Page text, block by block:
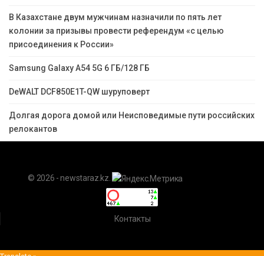
В Казахстане двум мужчинам назначили по пять лет
колонии за призывы провести референдум «с целью
присоединения к России»
Samsung Galaxy A54 5G 6 ГБ/128 ГБ
DeWALT DCF850E1T-QW шуруповерт
Долгая дорога домой или Неисповедимые пути российских
релокантов
© 2026 - newstaraz.kz.
Контакты